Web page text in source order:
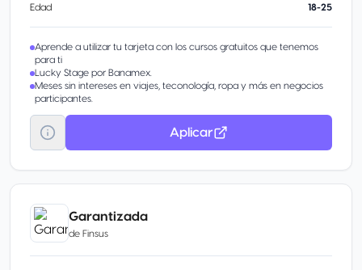
Edad
18-25
Aprende a utilizar tu tarjeta con los cursos gratuitos que tenemos
para ti
Lucky Stage por Banamex.
Meses sin intereses en viajes, teconología, ropa y más en negocios
participantes.
Aplicar
Garantizada
de Finsus